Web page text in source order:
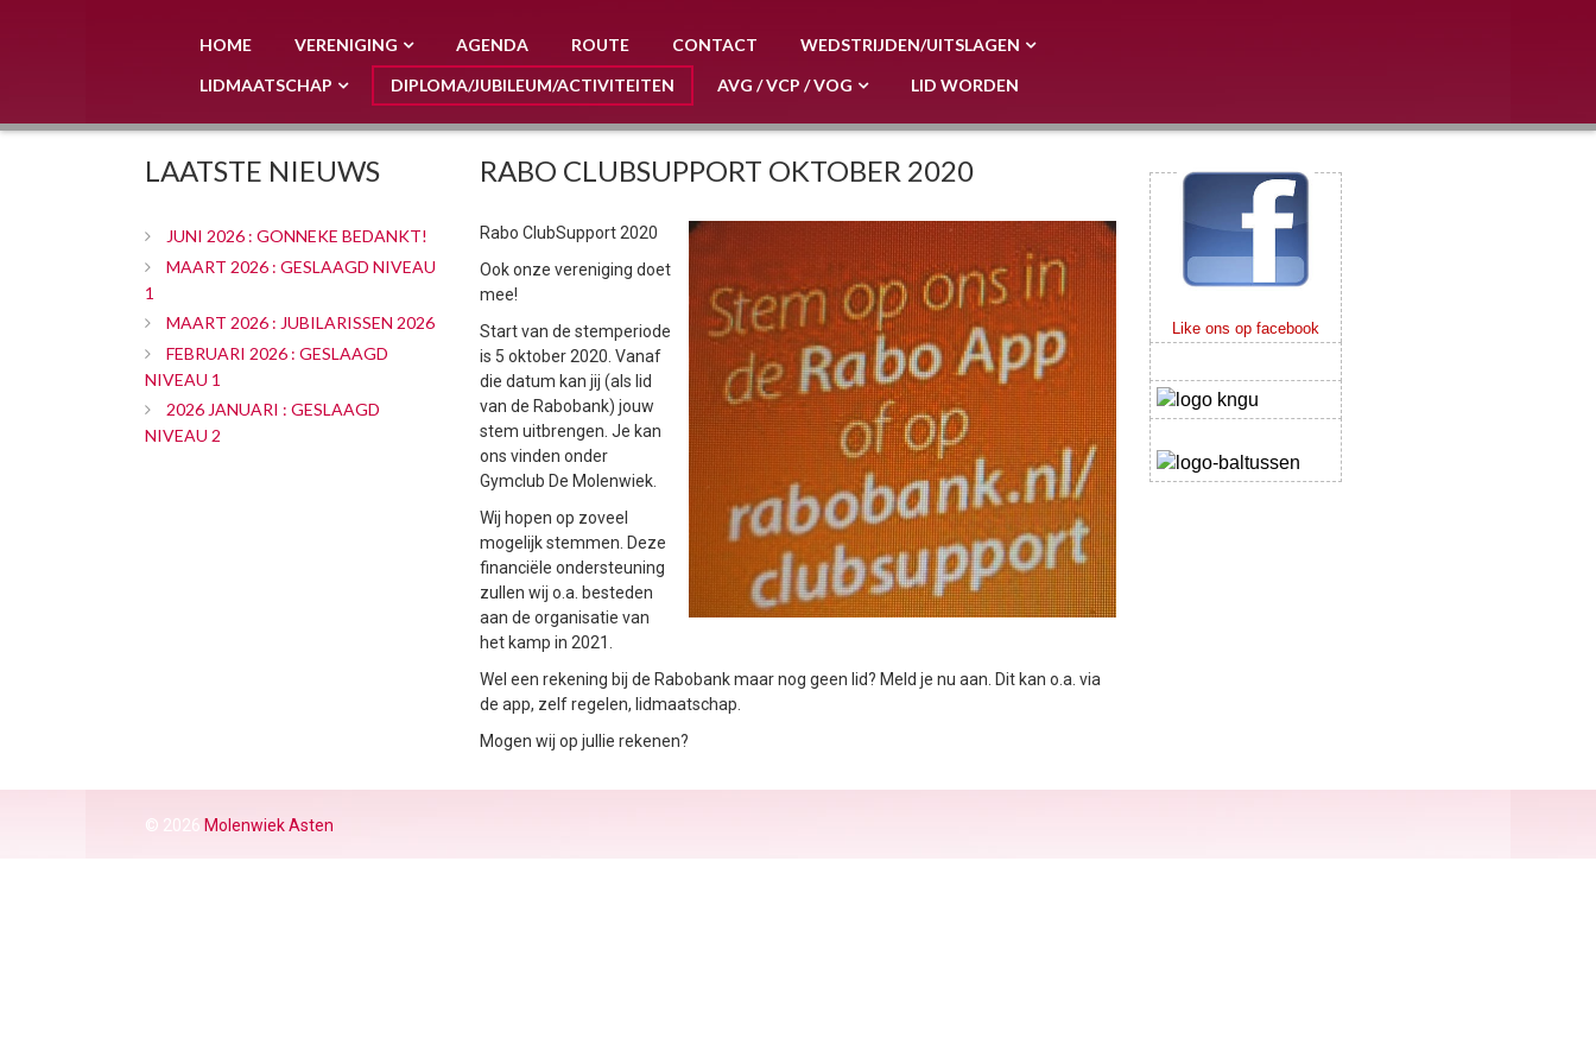
HOME VERENIGING AGENDA ROUTE CONTACT
WEDSTRIJDEN/UITSLAGEN
LIDMAATSCHAP
DIPLOMA/JUBILEUM/ACTIVITEITEN AVG / VCP / VOG LID WORDEN
LAATSTE NIEUWS
JUNI 2026 : GONNEKE BEDANKT!
MAART 2026 : GESLAAGD NIVEAU
1
MAART 2026 : JUBILARISSEN 2026
FEBRUARI 2026 : GESLAAGD
NIVEAU 1
2026 JANUARI : GESLAAGD
NIVEAU 2
RABO CLUBSUPPORT OKTOBER 2020
Rabo ClubSupport 2020
Ook onze vereniging doet
mee!
Start van de stemperiode
is 5 oktober 2020. Vanaf
die datum kan jij (als lid
van de Rabobank) jouw
stem uitbrengen. Je kan
ons vinden onder
Gymclub De Molenwiek.
Wij hopen op zoveel
mogelijk stemmen. Deze
financiële ondersteuning
zullen wij o.a. besteden
aan de organisatie van
het kamp in 2021.
Wel een rekening bij de Rabobank maar nog geen lid? Meld je nu aan. Dit kan o.a. via
de app, zelf regelen, lidmaatschap.
Mogen wij op jullie rekenen?
Like ons op facebook
© 2026 Molenwiek Asten